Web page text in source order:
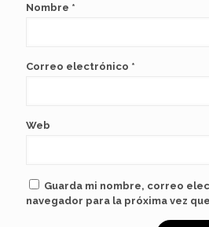
Nombre *
Correo electrónico *
Web
Guarda mi nombre, correo
navegador para la próxima vez